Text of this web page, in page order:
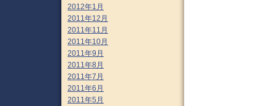
2012年1月
2011年12月
2011年11月
2011年10月
2011年9月
2011年8月
2011年7月
2011年6月
2011年5月